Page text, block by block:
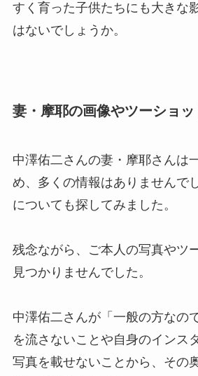
すく育った子供たちにも大きな
はないでしょうか。
妻・摩耶の画像やツーショッ
中澤佑二さんの妻・摩耶さんは
め、多くの情報はありませんで
についても探してみました。
残念ながら、ご本人の写真やツ
見つかりませんでした。
中澤佑二さんが「一般の方なの
を流さないことや自身のインス
写真を載せないことから、その